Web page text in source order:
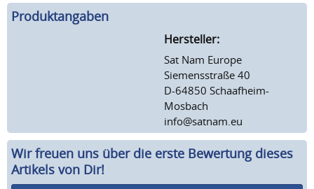
Produktangaben
Hersteller:
Sat Nam Europe
Siemensstraße 40
D-64850 Schaafheim-
Mosbach
info@satnam.eu
Wir freuen uns über die erste Bewertung dieses
Artikels von Dir!